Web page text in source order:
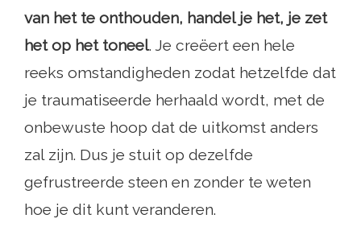
van het te onthouden, handel je het, je zet
het op het toneel. Je creëert een hele
reeks omstandigheden zodat hetzelfde dat
je traumatiseerde herhaald wordt, met de
onbewuste hoop dat de uitkomst anders
zal zijn. Dus je stuit op dezelfde
gefrustreerde steen en zonder te weten
hoe je dit kunt veranderen.